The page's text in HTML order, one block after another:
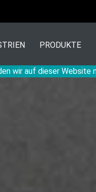
wir auf dieser Website
PRODUKTE